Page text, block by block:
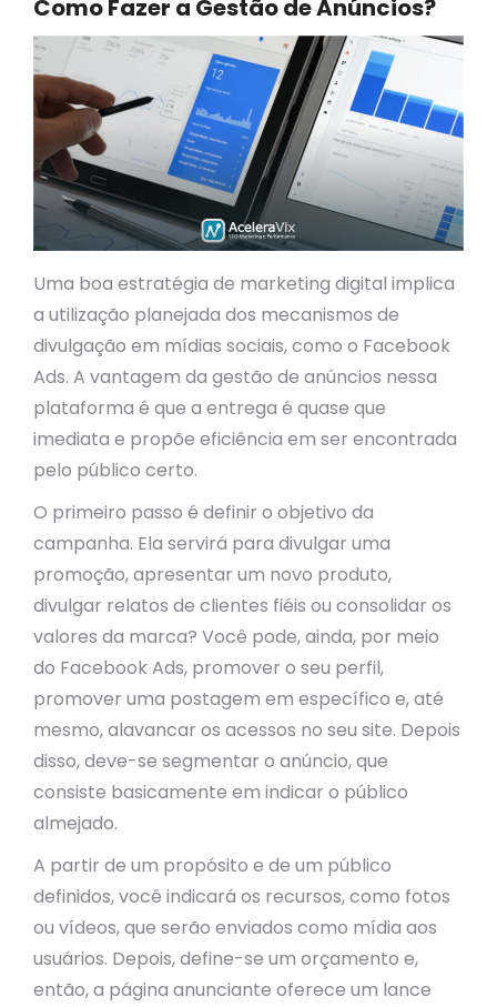
Como Fazer a Gestão de Anúncios?
Uma boa estratégia de marketing digital implica
a utilização planejada dos mecanismos de
divulgação em mídias sociais, como o Facebook
Ads. A vantagem da gestão de anúncios nessa
plataforma é que a entrega é quase que
imediata e propõe eficiência em ser encontrada
pelo público certo.
O primeiro passo é definir o objetivo da
campanha. Ela servirá para divulgar uma
promoção, apresentar um novo produto,
divulgar relatos de clientes fiéis ou consolidar os
valores da marca? Você pode, ainda, por meio
do Facebook Ads, promover o seu perfil,
promover uma postagem em específico e, até
mesmo, alavancar os acessos no seu site. Depois
disso, deve-se segmentar o anúncio, que
consiste basicamente em indicar o público
almejado.
A partir de um propósito e de um público
definidos, você indicará os recursos, como fotos
ou vídeos, que serão enviados como mídia aos
usuários. Depois, define-se um orçamento e,
então, a página anunciante oferece um lance